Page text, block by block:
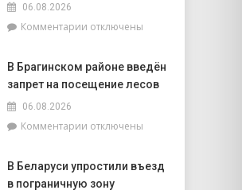
национальный
августа
равный
06.08.2026
Комментариик
гроза:
спасатели
рассказали,
делать
отключены
В Брагинском районе введён
запрет на посещение лесов
06.08.2026
Комментариик
Брагинском
районе
отключены
В Беларуси упростили въезд
в пограничную зону